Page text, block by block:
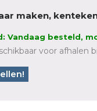
maken,
Vandaag besteld,
voor afhalen